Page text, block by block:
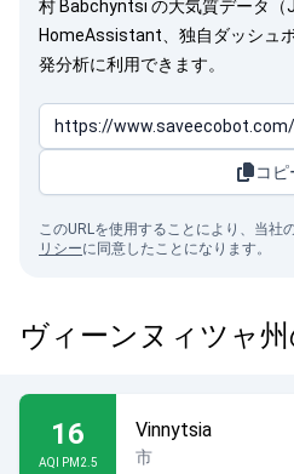
村 Babchyntsi の大気質データ（
HomeAssistant、独自ダッシュ
発分析に利用できます。
コピ
このURLを使用することにより、当社
リシーに同意したことになります。
ヴィーンヌィツャ
16
AQI PM2.5
Vinnytsia
市